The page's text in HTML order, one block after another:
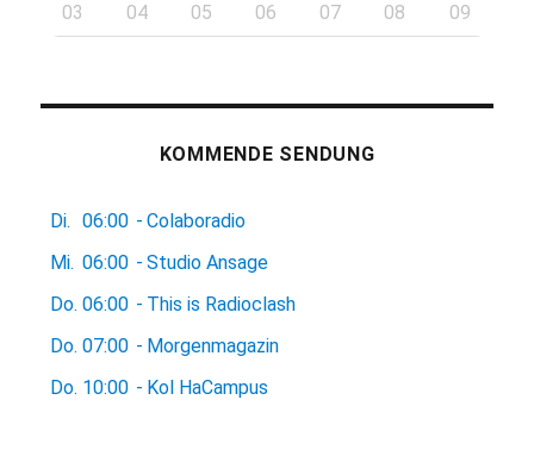
03 04 05 06 07 08 09
KOMMENDE SENDUNG
Di. 06:00 - Colaboradio
Mi. 06:00 - Studio Ansage
Do. 06:00 - This is Radioclash
Do. 07:00 - Morgenmagazin
Do. 10:00 - Kol HaCampus